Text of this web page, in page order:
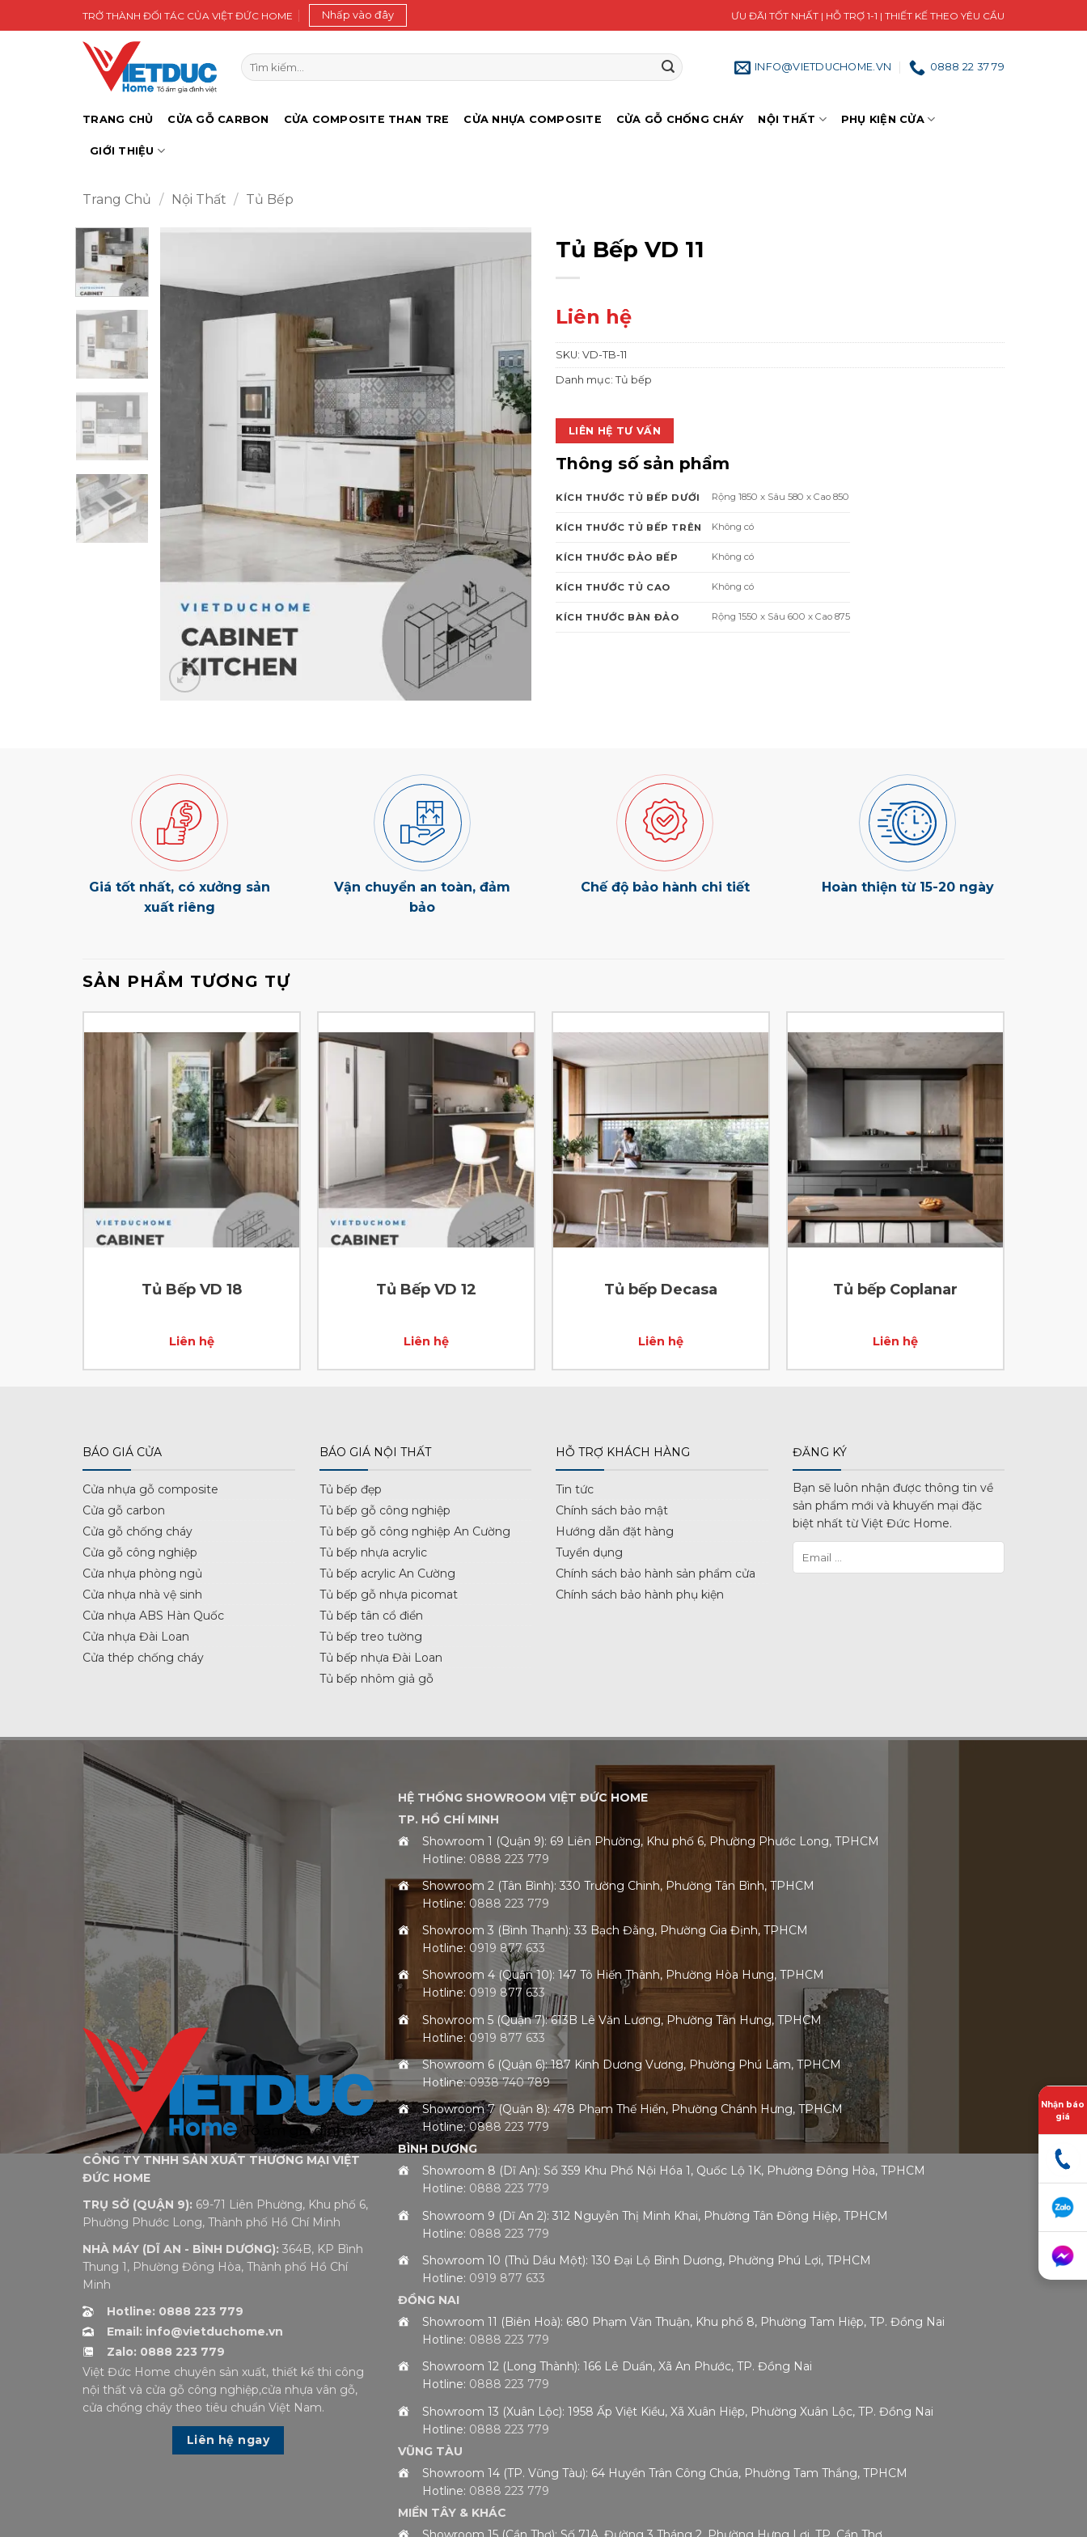
qua
TRỞ THÀNH ĐỐI TÁC CỦA VIỆT ĐỨC HOME Nhấp vào đây ƯU ĐÃI TỐT NHẤT | HỖ TRỢ 1-1 | THIẾT KẾ THEO YÊU CẦU
Tìm
kiếm:
INFO@VIETDUCHOME.VN 0888 22 37 79
TRANG CHỦ CỬA GỖ CARBON CỬA COMPOSITE THAN TRE CỬA NHỰA COMPOSITE CỬA GỖ CHỐNG CHÁY NỘI THẤT PHỤ KIỆN CỬA
GIỚI THIỆU
Trang Chủ / Nội Thất / Tủ Bếp
Tủ Bếp VD 11
Liên hệ
SKU: VD-TB-11
Danh mục: Tủ bếp
LIÊN HỆ TƯ VẤN
Thông số sản phẩm
KÍCH THƯỚC TỦ BẾP DƯỚI Rộng 1850 x Sâu 580 x Cao 850
KÍCH THƯỚC TỦ BẾP TRÊN Không có
KÍCH THƯỚC ĐẢO BẾP Không có
KÍCH THƯỚC TỦ CAO Không có
KÍCH THƯỚC BÀN ĐẢO Rộng 1550 x Sâu 600 x Cao 875
Giá tốt nhất, có xưởng sản
xuất riêng
Vận chuyển an toàn, đảm
bảo
Chế độ bảo hành chi tiết Hoàn thiện từ 15-20 ngày
SẢN PHẨM TƯƠNG TỰ
Tủ Bếp VD 18
Liên hệ
Tủ Bếp VD 12
Liên hệ
Tủ bếp Decasa
Liên hệ
Tủ bếp Coplanar
Liên hệ
BÁO GIÁ CỬA
Cửa nhựa gỗ composite
Cửa gỗ carbon
Cửa gỗ chống cháy
Cửa gỗ công nghiệp
Cửa nhựa phòng ngủ
Cửa nhựa nhà vệ sinh
Cửa nhựa ABS Hàn Quốc
Cửa nhựa Đài Loan
Cửa thép chống cháy
BÁO GIÁ NỘI THẤT
Tủ bếp đẹp
Tủ bếp gỗ công nghiệp
Tủ bếp gỗ công nghiệp An Cường
Tủ bếp nhựa acrylic
Tủ bếp acrylic An Cường
Tủ bếp gỗ nhựa picomat
Tủ bếp tân cổ điển
Tủ bếp treo tường
Tủ bếp nhựa Đài Loan
Tủ bếp nhôm giả gỗ
HỖ TRỢ KHÁCH HÀNG
Tin tức
Chính sách bảo mật
Hướng dẫn đặt hàng
Tuyển dụng
Chính sách bảo hành sản phẩm cửa
Chính sách bảo hành phụ kiện
ĐĂNG KÝ
Bạn sẽ luôn nhận được thông tin về
sản phẩm mới và khuyến mại đặc
biệt nhất từ Việt Đức Home.
CÔNG TY TNHH SẢN XUẤT THƯƠNG MẠI VIỆT
ĐỨC HOME
TRỤ SỞ (QUẬN 9): 69-71 Liên Phường, Khu phố 6,
Phường Phước Long, Thành phố Hồ Chí Minh
NHÀ MÁY (DĨ AN - BÌNH DƯƠNG): 364B, KP Bình
Thung 1, Phường Đông Hòa, Thành phố Hồ Chí
Minh
Hotline: 0888 223 779
Email: info@vietduchome.vn
Zalo: 0888 223 779
Việt Đức Home chuyên sản xuất, thiết kế thi công
nội thất và cửa gỗ công nghiệp,cửa nhựa vân gỗ,
cửa chống cháy theo tiêu chuẩn Việt Nam.
Liên hệ ngay
HỆ THỐNG SHOWROOM VIỆT ĐỨC HOME
TP. HỒ CHÍ MINH
Showroom 1 (Quận 9): 69 Liên Phường, Khu phố 6, Phường Phước Long, TPHCM
Hotline: 0888 223 779
Showroom 2 (Tân Bình): 330 Trường Chinh, Phường Tân Bình, TPHCM
Hotline: 0888 223 779
Showroom 3 (Bình Thạnh): 33 Bạch Đằng, Phường Gia Định, TPHCM
Hotline: 0919 877 633
Showroom 4 (Quận 10): 147 Tô Hiến Thành, Phường Hòa Hưng, TPHCM
Hotline: 0919 877 633
Showroom 5 (Quận 7): 613B Lê Văn Lương, Phường Tân Hưng, TPHCM
Hotline: 0919 877 633
Showroom 6 (Quận 6): 187 Kinh Dương Vương, Phường Phú Lâm, TPHCM
Hotline:0938 740 789
Showroom 7 (Quận 8): 478 Phạm Thế Hiển, Phường Chánh Hưng, TPHCM
Hotline:0888 223 779
BÌNH DƯƠNG
Showroom 8 (Dĩ An): Số 359 Khu Phố Nội Hóa 1, Quốc Lộ 1K, Phường Đông Hòa, TPHCM
Hotline: 0888 223 779
Showroom 9 (Dĩ An 2): 312 Nguyễn Thị Minh Khai, Phường Tân Đông Hiệp, TPHCM
Hotline: 0888 223 779
Showroom 10 (Thủ Dầu Một): 130 Đại Lộ Bình Dương, Phường Phú Lợi, TPHCM
Hotline: 0919 877 633
ĐỒNG NAI
Showroom 11 (Biên Hoà): 680 Phạm Văn Thuận, Khu phố 8, Phường Tam Hiệp, TP. Đồng Nai
Hotline: 0888 223 779
Showroom 12 (Long Thành): 166 Lê Duẩn, Xã An Phước, TP. Đồng Nai
Hotline: 0888 223 779
Showroom 13 (Xuân Lộc): 1958 Ấp Việt Kiều, Xã Xuân Hiệp, Phường Xuân Lộc, TP. Đồng Nai
Hotline: 0888 223 779
VŨNG TÀU
Showroom 14 (TP. Vũng Tàu): 64 Huyền Trân Công Chúa, Phường Tam Thắng, TPHCM
Hotline: 0888 223 779
MIỀN TÂY & KHÁC
Nhận báo
giá